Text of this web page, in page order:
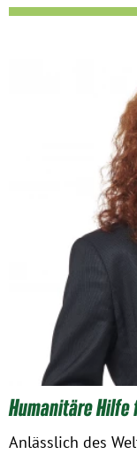
Humanitäre
Anlässlich des